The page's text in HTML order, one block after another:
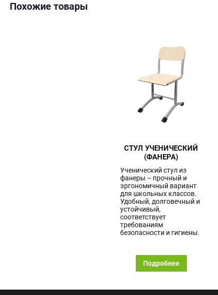
Похожие товары
СТУЛ УЧЕНИЧЕСКИЙ
(ФАНЕРА)
Ученический стул из
фанеры – прочный и
эргономичный вариант
для школьных классов.
Удобный, долговечный и
устойчивый,
соответствует
требованиям
безопасности и гигиены.
Подробнее